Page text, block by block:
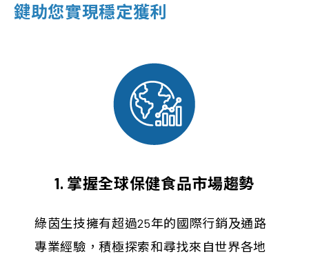
鍵助您實現穩定獲利
1. 掌握全球保健食品市場趨勢
綠茵生技擁有超過25年的國際行銷及通路
專業經驗，積極探索和尋找來自世界各地